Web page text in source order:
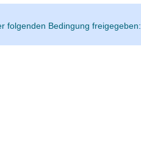
folgenden Bedingung freigegeben: